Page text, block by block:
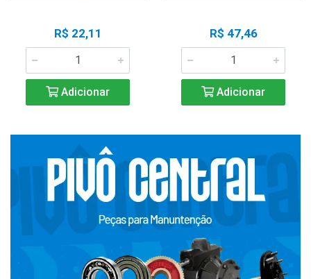
R$ 22,11
Adicionar
R$ 47,46
Adicionar